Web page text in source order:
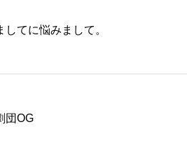
してに悩みまして。
団OG